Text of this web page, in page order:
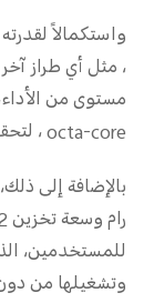
، مثل أي طراز
مستوى من
octa-core ، لتحقيق السرعة والقوة وسعة التخزين العالية.
للمستخدمين،
وتشغيلها من